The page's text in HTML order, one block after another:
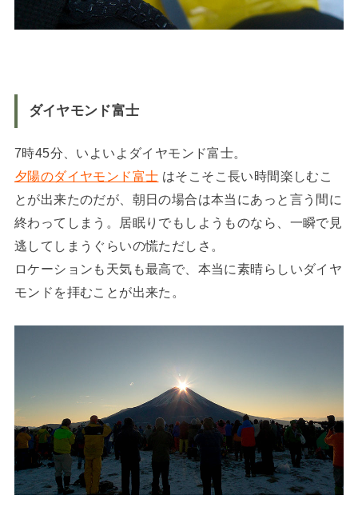
ダイヤモンド富士
7時45分、いよいよダイヤモンド富士。
夕陽のダイヤモンド富士 はそこそこ長い時間楽しむこ
とが出来たのだが、朝日の場合は本当にあっと言う間に
終わってしまう。居眠りでもしようものなら、一瞬で見
逃してしまうぐらいの慌ただしさ。
ロケーションも天気も最高で、本当に素晴らしいダイヤ
モンドを拝むことが出来た。